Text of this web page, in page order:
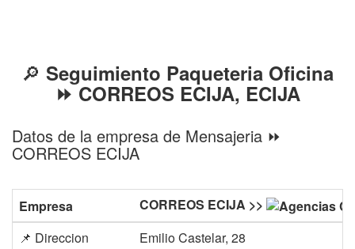
🔎 Seguimiento Paqueteria Oficina
⏩ CORREOS ECIJA, ECIJA
Datos de la empresa de Mensajeria ⏩
CORREOS ECIJA
Empresa
CORREOS ECIJA >>
📌 Direccion
Emilio Castelar, 28